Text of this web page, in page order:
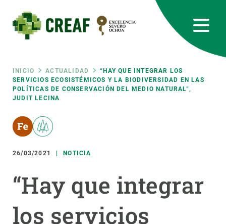
contenido
principal
Ruta
de
navegación
INICIO ACTUALIDAD
“HAY QUE INTEGRAR LOS
SERVICIOS ECOSISTÉMICOS Y LA BIODIVERSIDAD EN LAS
POLÍTICAS DE CONSERVACIÓN DEL MEDIO NATURAL”,
JUDIT LECINA
26/03/2021 NOTICIA
“Hay que integrar
los servicios
RRSS
Featured
responsive
INTRANET
Responsive
menu
SOBRE NOSOTROS
INVESTIGACIÓN